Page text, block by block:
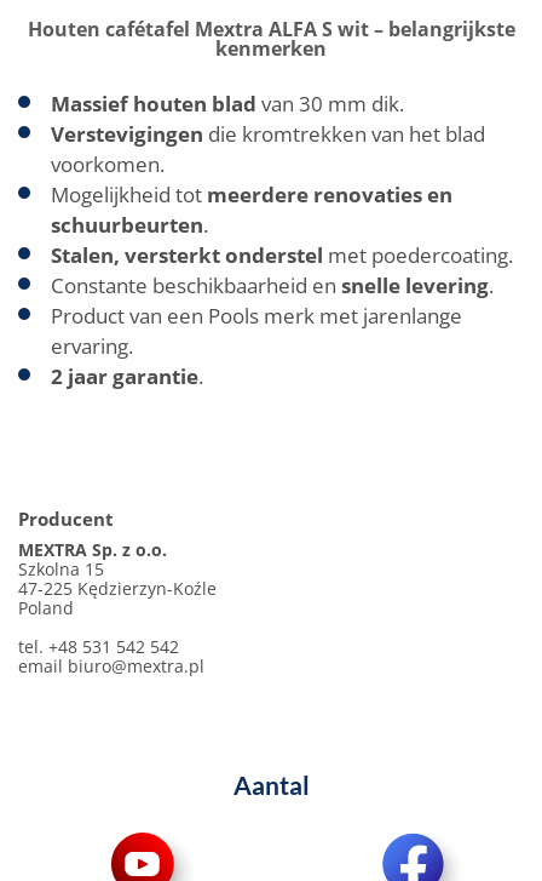
Houten cafétafel Mextra ALFA S wit – belangrijkste
kenmerken
Massief houten blad van 30 mm dik.
Verstevigingen die kromtrekken van het blad
voorkomen.
Mogelijkheid tot meerdere renovaties en
schuurbeurten.
Stalen, versterkt onderstel met poedercoating.
Constante beschikbaarheid en snelle levering.
Product van een Pools merk met jarenlange
ervaring.
2 jaar garantie.
Producent
MEXTRA Sp. z o.o.
Szkolna 15
47-225 Kędzierzyn-Koźle
Poland
tel. +48 531 542 542
email biuro@mextra.pl
Aantal